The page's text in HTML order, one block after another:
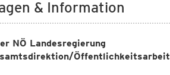
& Information
NÖ Landesregierung
Öffentlichkeitsarbeit